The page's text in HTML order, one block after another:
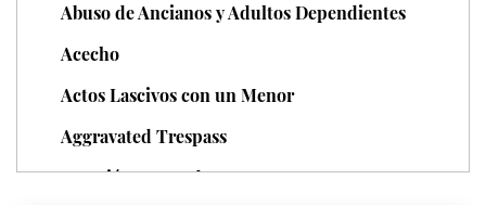
Insurance Fraud
Real Estate Fraud
Abuso de Ancianos y Adultos Dependientes
Acecho
Actos Lascivos con un Menor
Aggravated Trespass
Agresión Agravada